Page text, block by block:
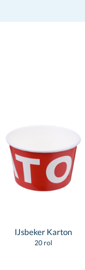
IJsbeker Karton
20 rol